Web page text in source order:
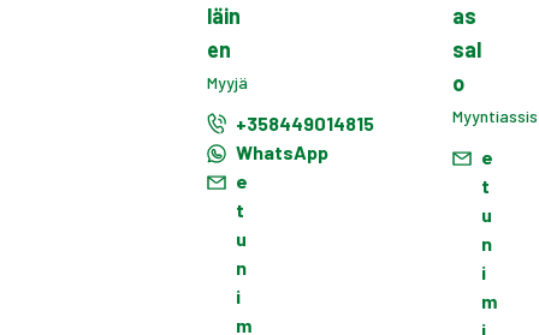
läin
en
Myyjä
+358449014815
WhatsApp
e
t
u
n
i
m
as
sal
o
e
t
u
n
i
m
i.